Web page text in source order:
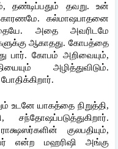
தண்டிப்பதும் தவறு. உன்
கல்மாஷபாதனை
அதை அவரிடமே
ஆகாதது. கோபத்தை
பார். கோபம் அறிவையும்,
அழித்துவிடும்.
உடனே யாகத்தை நிறுத்தி,
குலபதியும்,
என்ற மஹரிஷி அங்கு